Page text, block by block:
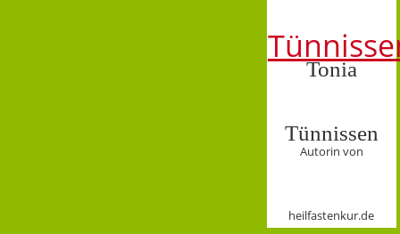
Tonia
Tünnissen
Autorin von
heilfastenkur.de